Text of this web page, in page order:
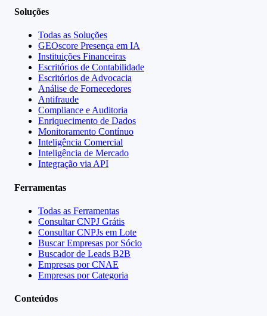
Soluções
Todas as Soluções
GEOscore Presença em IA
Instituições Financeiras
Escritórios de Contabilidade
Escritórios de Advocacia
Análise de Fornecedores
Antifraude
Compliance e Auditoria
Enriquecimento de Dados
Monitoramento Contínuo
Inteligência Comercial
Inteligência de Mercado
Integração via API
Ferramentas
Todas as Ferramentas
Consultar CNPJ Grátis
Consultar CNPJs em Lote
Buscar Empresas por Sócio
Buscador de Leads B2B
Empresas por CNAE
Empresas por Categoria
Conteúdos